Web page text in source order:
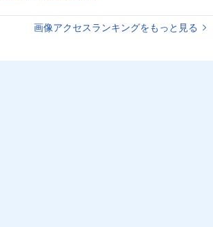
画像アクセスランキングをもっと見る